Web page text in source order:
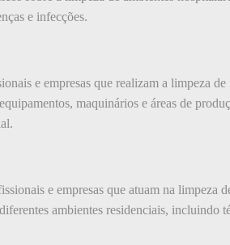
e infecções.
e empresas que realizam a limpeza de
maquinários e áreas de
e empresas que atuam na limpeza
ambientes residenciais, incluindo